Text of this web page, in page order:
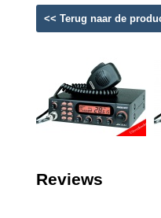
<< Terug naar de
Reviews